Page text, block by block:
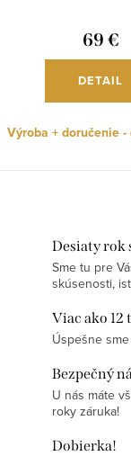
69 €
DETAIL
Výroba + doručenie
Desiaty rok
Sme tu pre
skúsenosti,
Viac ako 12
Úspešne
Bezpečný
U nás máte
roky záruka!
Dobierka!